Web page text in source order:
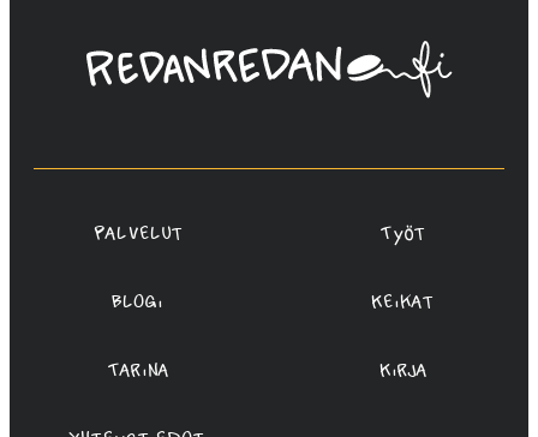
Linda
Saukko-
Oy
Palvelut Työt
Blogi Keikat
Tarina Kirja